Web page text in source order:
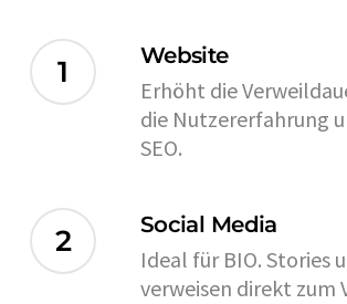
1 Website
Erhöht die
die Nutzererfahrung
SEO.
2 Social Media
Ideal für BIO. Stories
verweisen direkt zum